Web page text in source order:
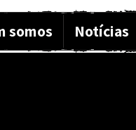
somos Notícias